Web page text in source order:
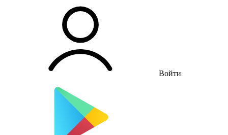
Войти